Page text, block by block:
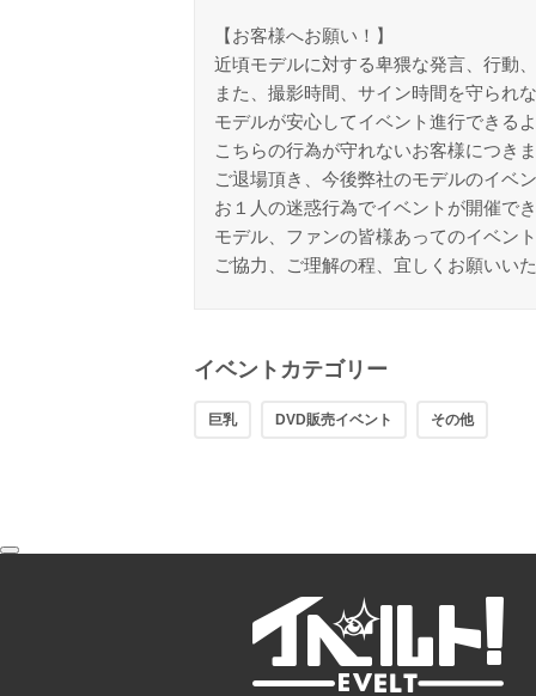
【お客様へお願い！】
近頃モデルに対する卑猥な発言、行動
また、撮影時間、サイン時間を守られ
モデルが安心してイベント進行できる
こちらの行為が守れないお客様につき
ご退場頂き、今後弊社のモデルのイベ
お１人の迷惑行為でイベントが開催で
モデル、ファンの皆様あってのイベン
ご協力、ご理解の程、宜しくお願いい
イベントカテゴリー
巨乳 DVD販売イベント その他